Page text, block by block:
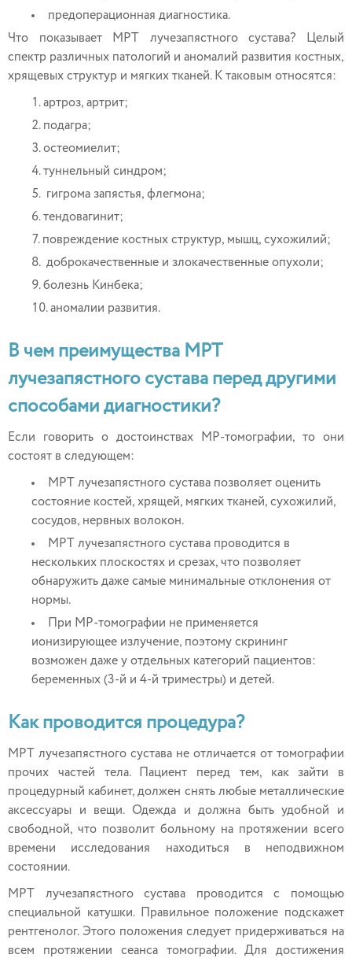
предоперационная диагностика.
Что показывает МРТ лучезапястного сустава? Целый
спектр различных патологий и аномалий развития костных,
хрящевых структур и мягких тканей. К таковым относятся:
артроз, артрит;
подагра;
остеомиелит;
туннельный синдром;
гигрома запястья, флегмона;
тендовагинит;
повреждение костных структур, мышц, сухожилий;
доброкачественные и злокачественные опухоли;
болезнь Кинбека;
аномалии развития.
В чем преимущества МРТ
лучезапястного сустава перед другими
способами диагностики?
Если говорить о достоинствах МР-томографии, то они
состоят в следующем:
МРТ лучезапястного сустава позволяет оценить
состояние костей, хрящей, мягких тканей, сухожилий,
сосудов, нервных волокон.
МРТ лучезапястного сустава проводится в
нескольких плоскостях и срезах, что позволяет
обнаружить даже самые минимальные отклонения от
нормы.
При МР-томографии не применяется
ионизирующее излучение, поэтому скрининг
возможен даже у отдельных категорий пациентов:
беременных (3-й и 4-й триместры) и детей.
Как проводится процедура?
МРТ лучезапястного сустава не отличается от томографии
прочих частей тела. Пациент перед тем, как зайти в
процедурный кабинет, должен снять любые металлические
аксессуары и вещи. Одежда и должна быть удобной и
свободной, что позволит больному на протяжении всего
времени исследования находиться в неподвижном
состоянии.
МРТ лучезапястного сустава проводится с помощью
специальной катушки. Правильное положение подскажет
рентгенолог. Этого положения следует придерживаться на
всем протяжении сеанса томографии. Для достижения